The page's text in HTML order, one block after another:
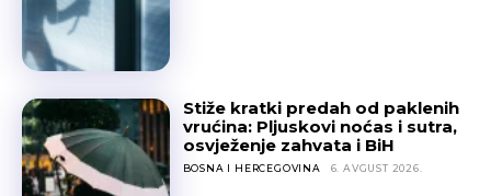
Stiže kratki predah od paklenih
vrućina: Pljuskovi noćas i sutra,
osvježenje zahvata i BiH
BOSNA I HERCEGOVINA 6. AVGUST 2026.